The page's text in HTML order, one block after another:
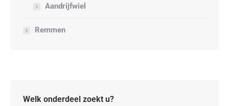
Aandrijfwiel
Remmen
Welk onderdeel zoekt u?